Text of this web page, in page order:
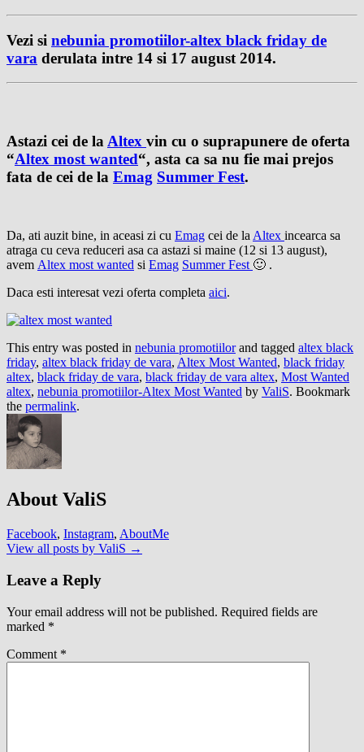
Vezi si nebunia promotiilor-altex black friday de
vara derulata intre 14 si 17 august 2014.
Astazi cei de la Altex vin cu o suprapunere de oferta
“Altex most wanted“, asta ca sa nu fie mai prejos
fata de cei de la Emag Summer Fest.
Da, ati auzit bine, in aceasi zi cu Emag cei de laAltex incearca sa
atraga cu ceva reduceri asa ca astazi si maine (12 si 13 august),
avem Altex most wanted si Emag Summer Fest 🙂 .
Daca esti interesat vezi oferta completa aici.
This entry was posted in nebunia promotiilorand tagged altex black
friday, altex black friday de vara, Altex Most Wanted, black friday
altex, black friday de vara, black friday de vara altex, Most Wanted
altex, nebunia promotiilor-Altex Most Wanted by ValiS. Bookmark
the permalink.
About ValiS
Facebook, Instagram, AboutMe
View all posts by ValiS →
Leave a Reply
Your email address will not be published. Required fields are
marked *
Comment *